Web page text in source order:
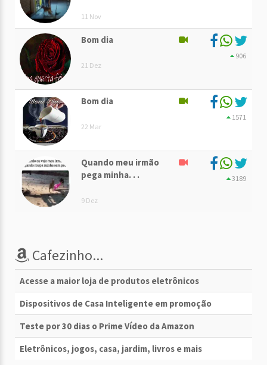
11 Nov
Bom dia
21 Dez
906
Bom dia
22 Mar
1571
Quando meu irmão
pega minha. . .
9 Dez
3189
Cafezinho...
Acesse a maior loja de produtos eletrônicos
Dispositivos de Casa Inteligente em promoção
Teste por 30 dias o Prime Vídeo da Amazon
Eletrônicos, jogos, casa, jardim, livros e mais